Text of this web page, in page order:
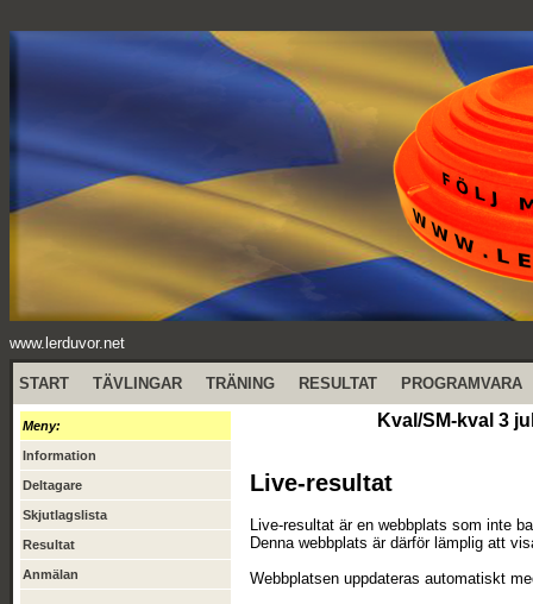
www.lerduvor.net
START TÄVLINGAR TRÄNING RESULTAT PROGRAMVARA
Meny:
Information
Deltagare
Skjutlagslista
Resultat
Anmälan
Kval/SM-kval 3
Live-resultat
Live-resultat är en webbplats som inte
Denna webbplats är därför lämplig att
Webbplatsen uppdateras automatiskt